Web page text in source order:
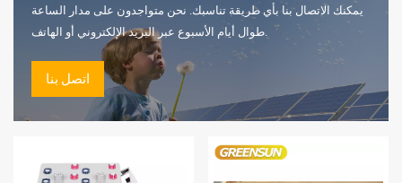
يمكنك الاتصال بنا بأي طريقة تناسبك. نحن متواجدون على مدار الساعة
طوال أيام الأسبوع عبر البريد الإلكتروني أو الهاتف.
اتصل بنا